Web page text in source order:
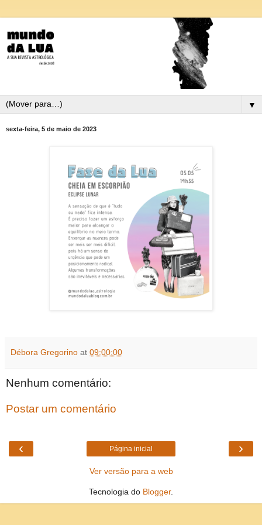
▼
sexta-feira, 5 de maio de 2023
Débora Gregorino at 09:00:00
Nenhum comentário:
Postar um comentário
‹ ›
Página inicial
Ver versão para a web
Tecnologia do Blogger.